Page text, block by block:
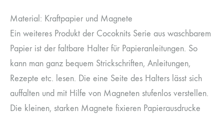
Material: Kraftpapier und Magnete
Ein weiteres Produkt der Cocoknits Serie aus waschbarem
Papier ist der faltbare Halter für Papieranleitungen. So
kann man ganz bequem Strickschriften, Anleitungen,
Rezepte etc. lesen. Die eine Seite des Halters lässt sich
auffalten und mit Hilfe von Magneten stufenlos verstellen.
Die kleinen, starken Magnete fixieren Papierausdrucke